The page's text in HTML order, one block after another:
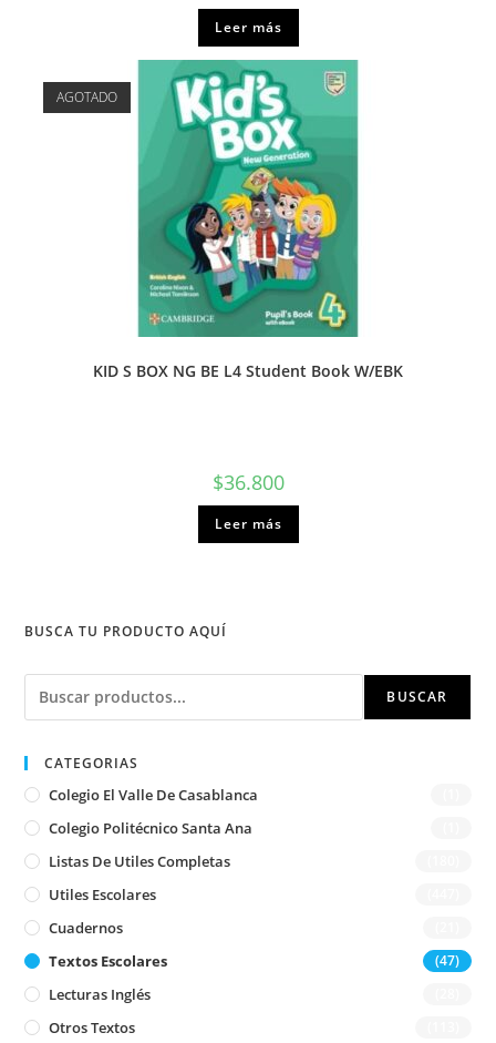
Leer más
AGOTADO
KID S BOX NG BE L4 Student Book W/EBK
$36.800
Leer más
BUSCA TU PRODUCTO AQUÍ
Buscar BUSCAR
CATEGORIAS
Colegio El Valle De Casablanca
Colegio Politécnico Santa Ana
Listas De Utiles Completas
Utiles Escolares
Cuadernos
Textos Escolares (47)
Lecturas Inglés
Otros Textos